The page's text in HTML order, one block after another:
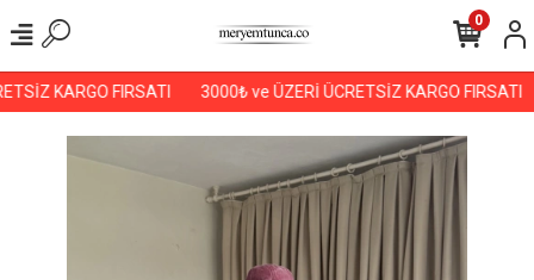
KARGO FIRSATI 3000₺ ve ÜZERİ ÜCRETSİZ KARGO FIRSATI
0